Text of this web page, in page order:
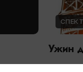
Ужин